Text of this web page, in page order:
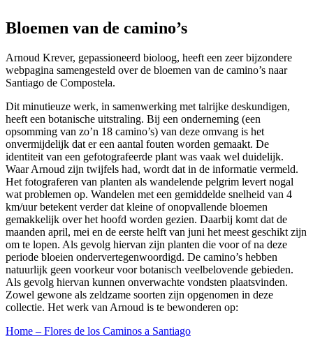
Bloemen van de camino’s
Arnoud Krever, gepassioneerd bioloog, heeft een zeer bijzondere
webpagina samengesteld over de bloemen van de camino’s naar
Santiago de Compostela.
Dit minutieuze werk, in samenwerking met talrijke deskundigen,
heeft een botanische uitstraling. Bij een onderneming (een
opsomming van zo’n 18 camino’s) van deze omvang is het
onvermijdelijk dat er een aantal fouten worden gemaakt. De
identiteit van een gefotografeerde plant was vaak wel duidelijk.
Waar Arnoud zijn twijfels had, wordt dat in de informatie vermeld.
Het fotograferen van planten als wandelende pelgrim levert nogal
wat problemen op. Wandelen met een gemiddelde snelheid van 4
km/uur betekent verder dat kleine of onopvallende bloemen
gemakkelijk over het hoofd worden gezien. Daarbij komt dat de
maanden april, mei en de eerste helft van juni het meest geschikt zijn
om te lopen. Als gevolg hiervan zijn planten die voor of na deze
periode bloeien ondervertegenwoordigd. De camino’s hebben
natuurlijk geen voorkeur voor botanisch veelbelovende gebieden.
Als gevolg hiervan kunnen onverwachte vondsten plaatsvinden.
Zowel gewone als zeldzame soorten zijn opgenomen in deze
collectie. Het werk van Arnoud is te bewonderen op:
Home – Flores de los Caminos a Santiago